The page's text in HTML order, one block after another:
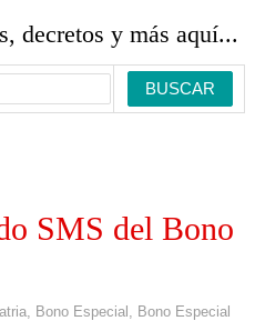
decretos y más aquí...
SMS del Bono
, Bono Especial
Bono Especial